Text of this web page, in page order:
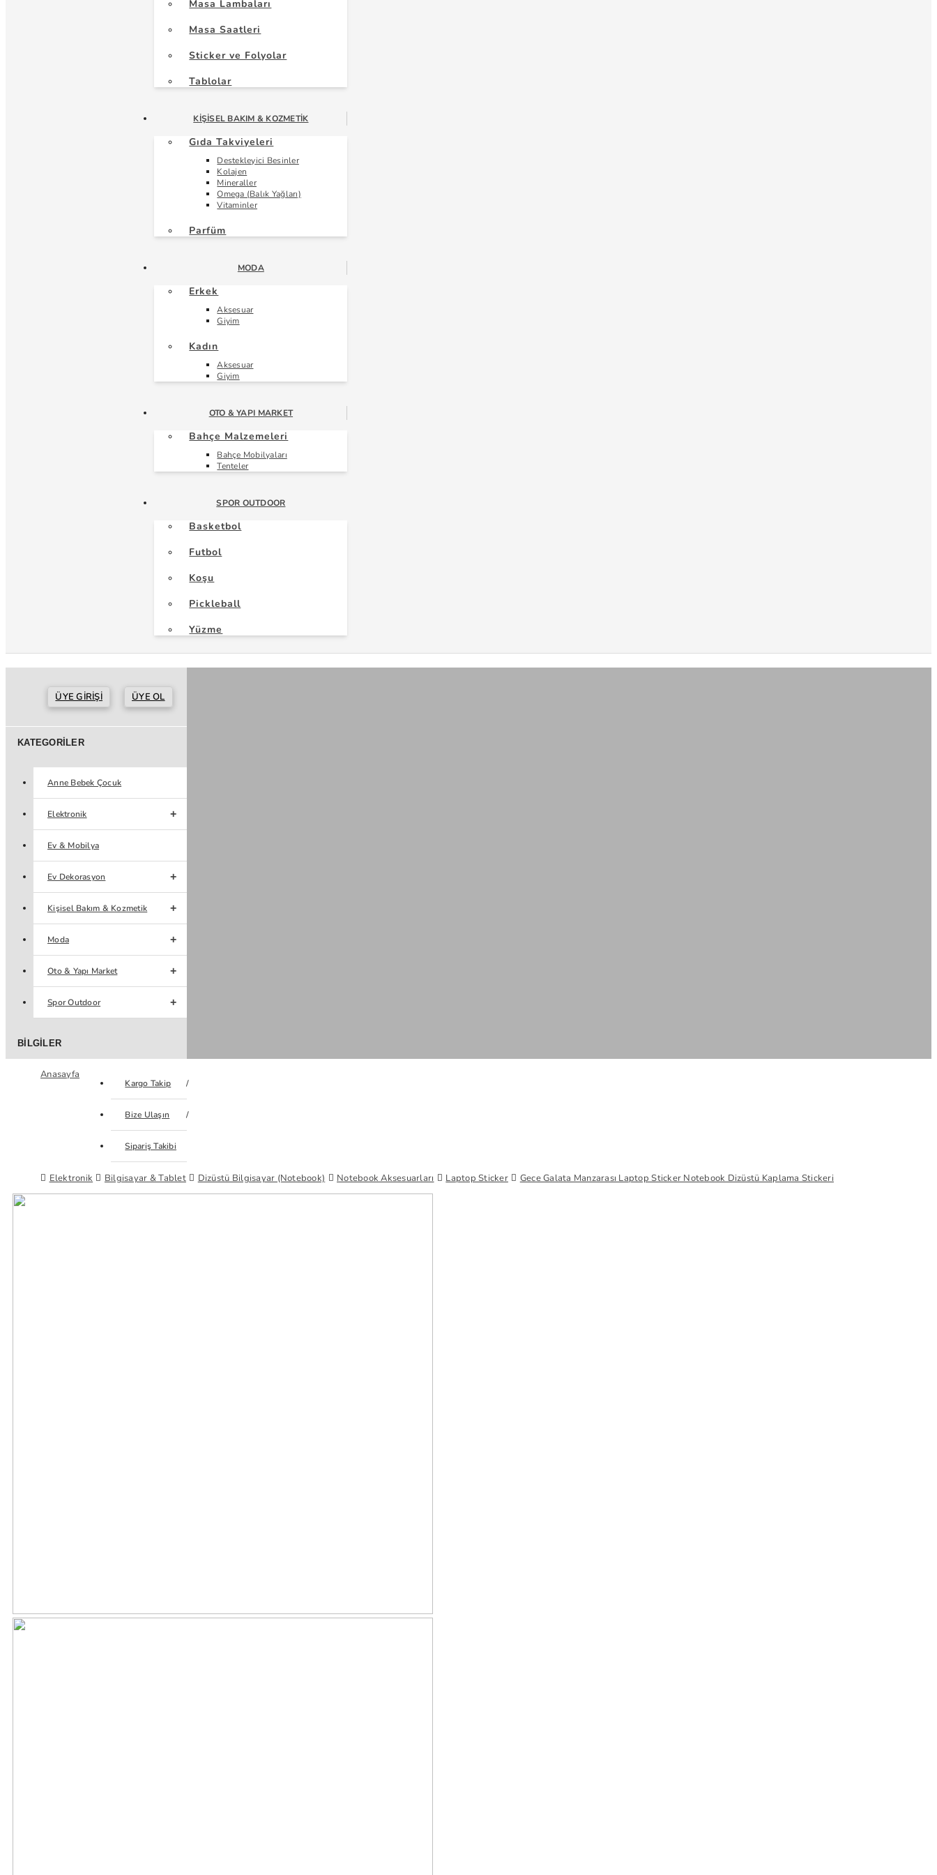
Masa Lambaları
Masa Saatleri
Sticker ve Folyolar
Tablolar
KIŞISEL BAKIM & KOZMETIK
Gıda Takviyeleri
Destekleyici Besinler
Kolajen
Mineraller
Omega (Balık Yağları)
Vitaminler
Parfüm
MODA
Erkek
Aksesuar
Giyim
Kadın
Aksesuar
Giyim
OTO & YAPI MARKET
Bahçe Malzemeleri
Bahçe Mobilyaları
Tenteler
SPOR OUTDOOR
Basketbol
Futbol
Koşu
Pickleball
Yüzme
ÜYE GIRIŞI ÜYE OL
KATEGORILER
Anne Bebek Çocuk
Elektronik
Ev & Mobilya
Ev Dekorasyon
Kişisel Bakım & Kozmetik
Moda
Oto & Yapı Market
Spor Outdoor
BILGILER
Kargo Takip
Bize Ulaşın
Sipariş Takibi
Anasayfa
Elektronik Bilgisayar & Tablet Dizüstü Bilgisayar (Notebook) Notebook Aksesuarları Laptop Sticker Gece Galata Manzarası Laptop Sticker Notebook Dizüstü Kaplama Stickeri